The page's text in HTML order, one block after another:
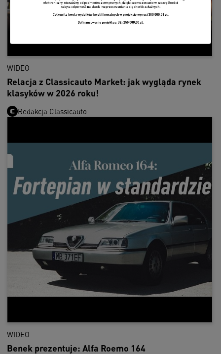
WIDEO
Relacja z Classicauto Market: jak wygląda rynek
klasyków w 2026 roku!
Redakcja Classicauto
WIDEO
Benek prezentuje: Alfa Roemo 164